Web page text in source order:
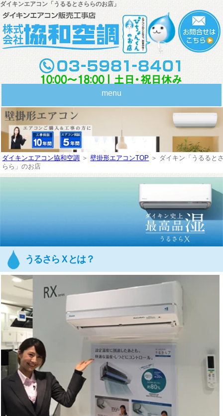
ダイキンエアコン「うるるとさららのお店」
menu
ダイキンエアコン協和空調 ＞壁掛形エアコンTOP ＞ ダイキン「うるると
らら」のお店
うるさらＸとは？